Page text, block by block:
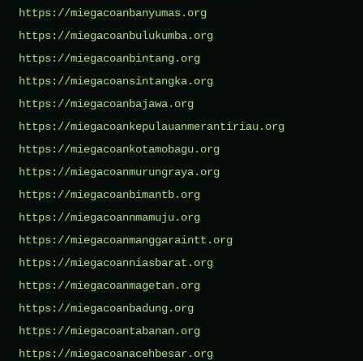
https://miegacoanbanyumas.org
https://miegacoanbulukumba.org
https://miegacoanbintang.org
https://miegacoansintangka.org
https://miegacoanbajawa.org
https://miegacoankepulauanmerantiriau.org
https://miegacoankotamobagu.org
https://miegacoanmurungraya.org
https://miegacoanbimantb.org
https://miegacoannmamuju.org
https://miegacoanmanggaraintt.org
https://miegacoanniasbarat.org
https://miegacoanmagetan.org
https://miegacoanbadung.org
https://miegacoantabanan.org
https://miegacoanacehbesar.org